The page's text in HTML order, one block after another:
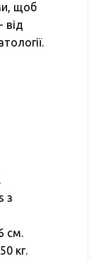
щоб
від
з
см.
кг.